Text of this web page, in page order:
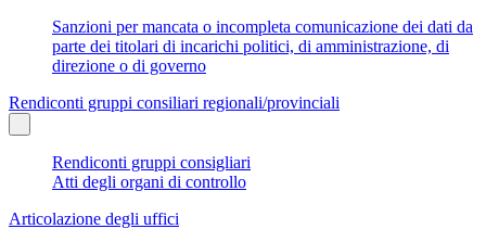
Sanzioni per mancata o incompleta comunicazione dei dati da
parte dei titolari di incarichi politici, di amministrazione, di
direzione o di governo
Rendiconti gruppi consiliari regionali/provinciali
Rendiconti gruppi consigliari
Atti degli organi di controllo
Articolazione degli uffici